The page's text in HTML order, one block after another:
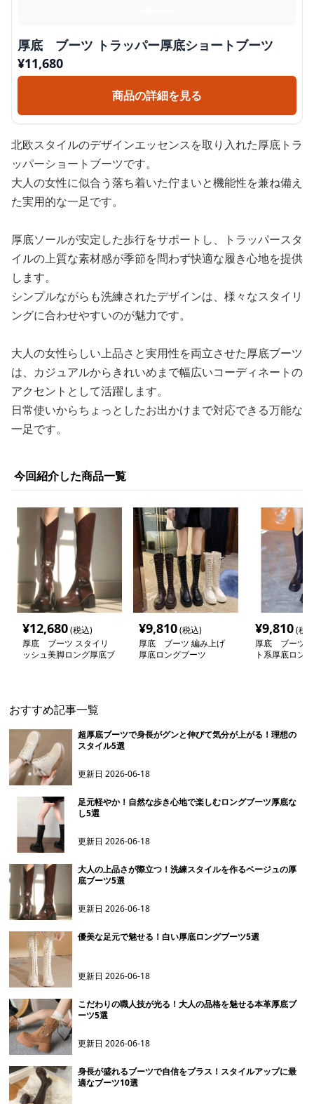
厚底 ブーツ トラッパー厚底ショートブーツ
¥11,680
商品の詳細を見る
北欧スタイルのデザインエッセンスを取り入れた厚底トラ
ッパーショートブーツです。
大人の女性に似合う落ち着いた佇まいと機能性を兼ね備え
た実用的な一足です。
厚底ソールが安定した歩行をサポートし、トラッパースタ
イルの上質な素材感が季節を問わず快適な履き心地を提供
します。
シンプルながらも洗練されたデザインは、様々なスタイリ
ングに合わせやすいのが魅力です。
大人の女性らしい上品さと実用性を両立させた厚底ブーツ
は、カジュアルからきれいめまで幅広いコーディネートの
アクセントとして活躍します。
日常使いからちょっとしたお出かけまで対応できる万能な
一足です。
今回紹介した商品一覧
¥12,680(税込)
厚底 ブーツ スタイリ
ッシュ美脚ロング厚底ブ
¥9,810(税込)
厚底 ブーツ 編み上げ
厚底ロングブーツ
¥9,810(税
厚底 ブーツ
ト系厚底ロン
おすすめ記事一覧
超厚底ブーツで身長がグンと伸びて気分が上がる！理想の
スタイル5選
更新日2026-06-18
足元軽やか！自然な歩き心地で楽しむロングブーツ厚底な
し5選
更新日2026-06-18
大人の上品さが際立つ！洗練スタイルを作るベージュの厚
底ブーツ5選
更新日2026-06-18
優美な足元で魅せる！白い厚底ロングブーツ5選
更新日2026-06-18
こだわりの職人技が光る！大人の品格を魅せる本革厚底ブ
ーツ5選
更新日2026-06-18
身長が盛れるブーツで自信をプラス！スタイルアップに最
適なブーツ10選